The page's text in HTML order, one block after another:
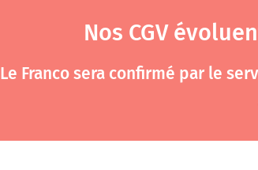
Nos CGV
Le Franco sera confirmé par le